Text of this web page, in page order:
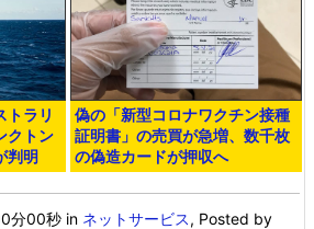
トラリ
クトン
判明
偽の「新型コロナワクチン接種
証明書」の売買が急増、数千枚
の偽造カードが押収へ
分00秒 in ネットサービス, Posted by